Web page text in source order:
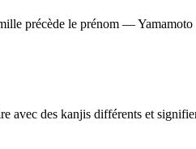
précède le prénom —
avec des kanjis différents et